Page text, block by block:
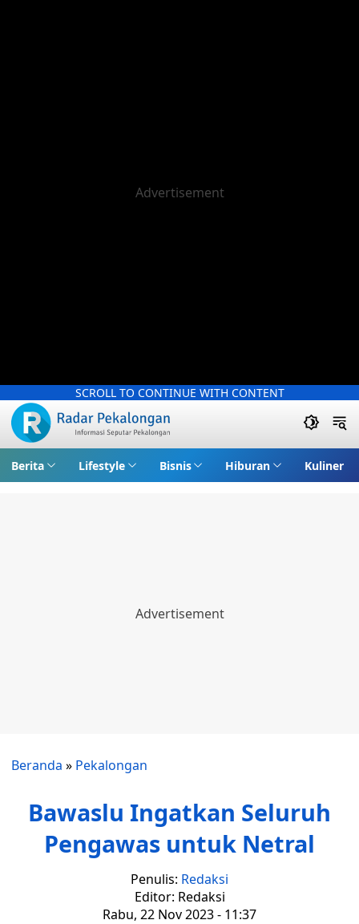
SCROLL TO CONTINUE WITH CONTENT
Berita Lifestyle Bisnis Hiburan Kuliner
Beranda » Pekalongan
Bawaslu Ingatkan Seluruh
Pengawas untuk Netral
Penulis: Redaksi
Editor: Redaksi
Rabu, 22 Nov 2023 - 11:37